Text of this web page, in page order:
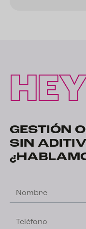
GESTIÓN
SIN
Nombre
Teléfono